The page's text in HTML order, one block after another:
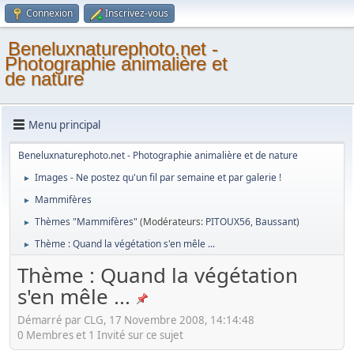
Connexion Inscrivez-vous
Beneluxnaturephoto.net -
Photographie animalière et
de nature
Menu principal
Beneluxnaturephoto.net - Photographie animalière et de nature
► Images - Ne postez qu'un fil par semaine et par galerie !
► Mammifères
► Thèmes "Mammifères" (Modérateurs: PITOUX56, Baussant)
► Thème : Quand la végétation s'en mêle ...
Thème : Quand la végétation
s'en mêle ...
Démarré par CLG, 17 Novembre 2008, 14:14:48
0 Membres et 1 Invité sur ce sujet